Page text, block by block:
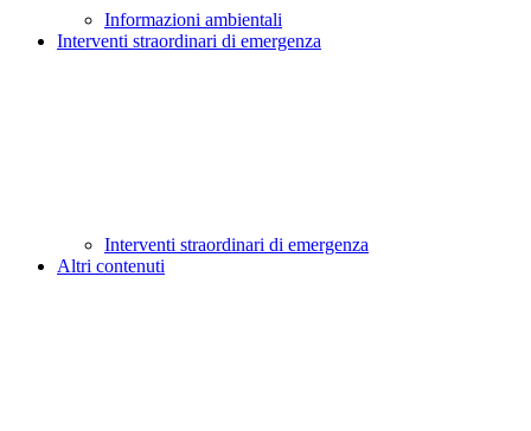
Informazioni ambientali
Interventi straordinari di emergenza
Interventi straordinari di emergenza
Altri contenuti